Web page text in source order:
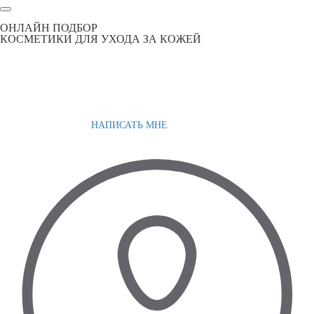
ОНЛАЙН ПОДБОР
КОСМЕТИКИ ДЛЯ УХОДА ЗА КОЖЕЙ
НАПИСАТЬ МНЕ